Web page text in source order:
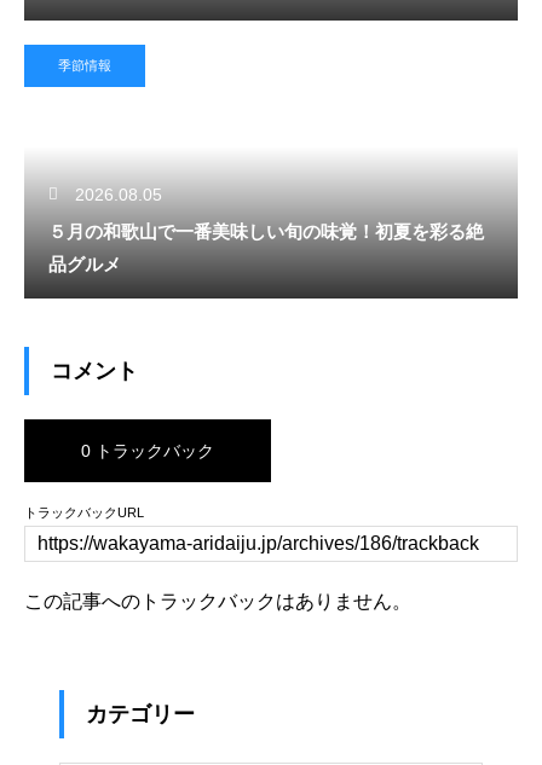
季節情報
2026.08.05
５月の和歌山で一番美味しい旬の味覚！初夏を彩る絶
品グルメ
コメント
0 トラックバック
トラックバックURL
この記事へのトラックバックはありません。
カテゴリー